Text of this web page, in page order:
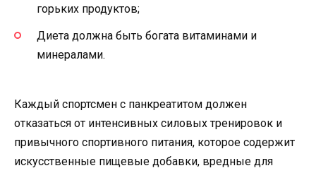
горьких продуктов;
Диета должна быть богата витаминами и
минералами.
Каждый спортсмен с панкреатитом должен
отказаться от интенсивных силовых тренировок и
привычного спортивного питания, которое содержит
искусственные пищевые добавки, вредные для